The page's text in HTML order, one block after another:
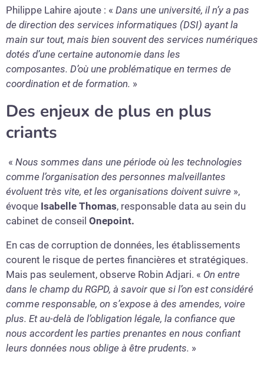
Philippe Lahire ajoute : « Dans une université, il n’y a pas
de direction des services informatiques (DSI) ayant la
main sur tout, mais bien souvent des services numériques
dotés d’une certaine autonomie dans les
composantes. D’où une problématique en termes de
coordination et de formation. »
Des enjeux de plus en plus
criants
« Nous sommes dans une période où les technologies
comme l’organisation des personnes malveillantes
évoluent très vite, et les organisations doivent suivre »,
évoque Isabelle Thomas, responsable data au sein du
cabinet de conseil Onepoint.
En cas de corruption de données, les établissements
courent le risque de pertes financières et stratégiques.
Mais pas seulement, observe Robin Adjari. « On entre
dans le champ du RGPD, à savoir que si l’on est considéré
comme responsable, on s’expose à des amendes, voire
plus. Et au-delà de l’obligation légale, la confiance que
nous accordent les parties prenantes en nous confiant
leurs données nous oblige à être prudents. »